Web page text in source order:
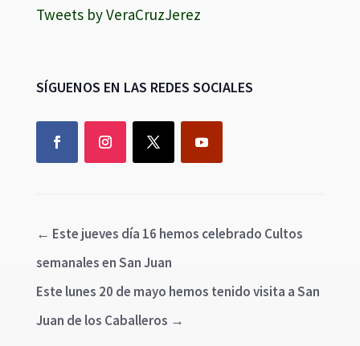
Tweets by VeraCruzJerez
SÍGUENOS EN LAS REDES SOCIALES
← Este jueves día 16 hemos celebrado Cultos
semanales en San Juan
Este lunes 20 de mayo hemos tenido visita a San
Juan de los Caballeros →